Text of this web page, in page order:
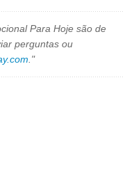
Para Hoje são de
perguntas ou
."